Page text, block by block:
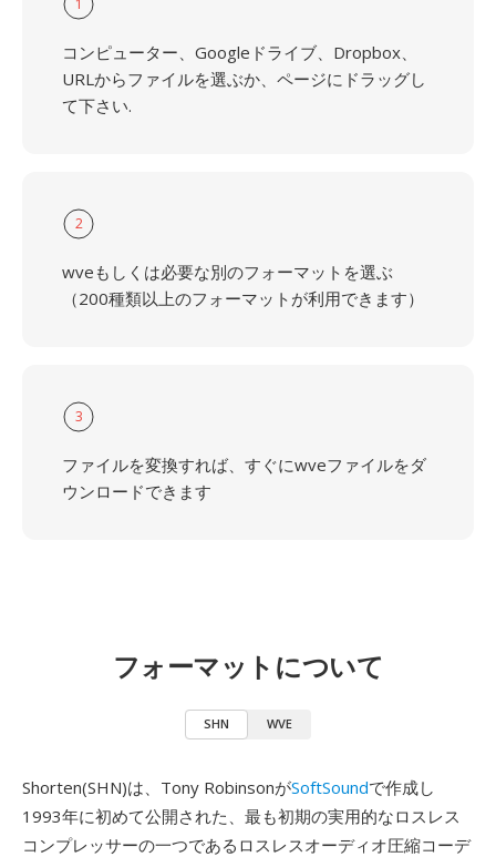
1
コンピューター、Googleドライブ、Dropbox、
URLからファイルを選ぶか、ページにドラッグし
て下さい.
2
wveもしくは必要な別のフォーマットを選ぶ
（200種類以上のフォーマットが利用できます）
3
ファイルを変換すれば、すぐにwveファイルをダ
ウンロードできます
フォーマットについて
SHN WVE
Shorten(SHN)は、Tony RobinsonがSoftSoundで作成し
1993年に初めて公開された、最も初期の実用的なロスレス
コンプレッサーの一つであるロスレスオーディオ圧縮コーデ